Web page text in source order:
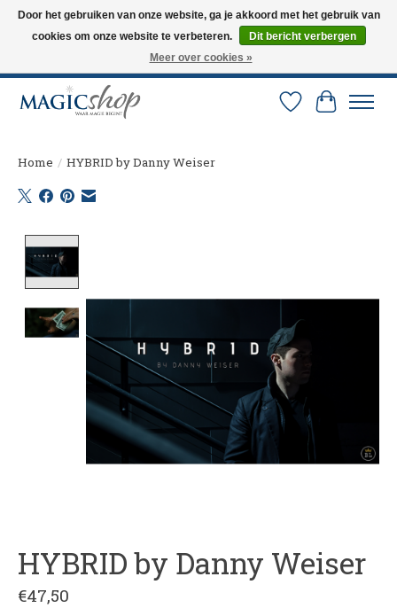
Altijd de nieuwste trucs op voorraad. Snelle verzending via PostNL en DHL.
Langskomen in onze winkel? Bel of mail om een afspraak te maken. 0251-
Verlanglijst
Home / HYBRID by Danny Weiser
HYBRID by Danny Weiser
€47,50
Door het gebruiken van onze website, ga je akkoord met het gebruik van
cookies om onze website te verbeteren.
Dit bericht verbergen
Meer over cookies »